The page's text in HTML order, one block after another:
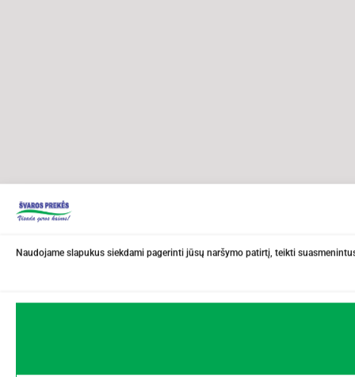
Naudojame slapukus siekdami pagerinti jūsų naršymo patirtį, teikti